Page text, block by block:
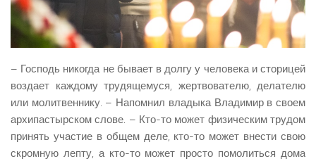
– Господь никогда не бывает в долгу у человека и сторицей
воздает каждому трудящемуся, жертвователю, делателю
или молитвеннику. – Напомнил владыка Владимир в своем
архипастырском слове. – Кто-то может физическим трудом
принять участие в общем деле, кто-то может внести свою
скромную лепту, а кто-то может просто помолиться дома